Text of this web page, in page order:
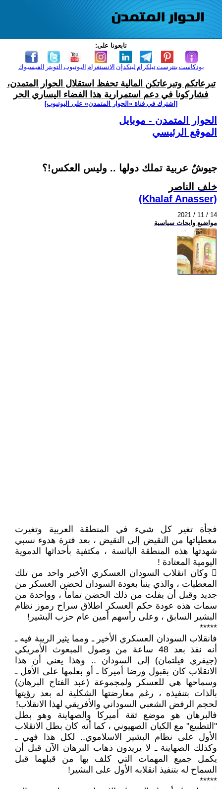
تابعونا على:
الفيسبوك التويتر اليوتيوب الانستغرام لينكدإن تيلكرامبنترست بودكاست
تبرعاتكم وتبرعاتكن المالية تحفظ استقلال الحوار المتمدن،
فشاركونا في دعم استمرارية هذا الفضاء اليساري الحر
[اشترك في قناة ‫«الحوار المتمدن» على اليوتيوب]
الحوار المتمدن - موبايل
الموقع الرئيسي
جيوشٌ عربية تملك دولها .. وليس العكس!؟
خلف الناصر
(Khalaf Anasser)
2021 / 11 / 14
مواضيع وابحاث سياسية
فجأة تغير كل شيء في المنطقة العربية وتغيرت
معطياتها من النقيض إلى النقيض ، بعد فترة هدوء نسبي
شهدتها هذه المنطقة البائسة ، مكتفية بأحداثها الدموية
اليومية المعتادة !
 وكان انقلاب السودان العسكري الأخير واحد من تلك
المعطيات ، والذي ينبأ بعودة السودان لحضن العسكر من
جديد وقبل أن يفلت من ذلك الحضن تماماً ، وواحدة من
سمات هذه عودة حكم العسكر اطلاق سراح رموز نظام
البشير السابق ، وعلى رأسهم أمين عام حزب البشير!
*****
فانقلاب السودان العسكري الأخير ـ ومما يثير الريبة فيه ـ
أنه نفذ بعد 48 ساعة من وصول المبعوث الأمريكي
(جيفري فيلتمان) إلى السودان .. وهذا يعني أن هذا
الانقلاب كان بقبول ورضا أميركا ـ أو بعلمها على الأقل ـ
وسماحها هي للعسكر ولمجموعة (عبد الفتاح البرهان)
بالذات بتنفيذه ، رغم معارضتها الشكلية له بعد رؤيتها
لحجم الرفض الشعبي السوداني والأفريقي لهذا الانقلاب!
فالبرهان هو موضع ثقة أميركا والصهاينة وهو بطل
"التطبيع" مع الكيان الصهيوني ، كما أنه كان بطل الانقلاب
الأول على نظام البشير الاسلاموي.. لكل هذا فهي ـ
وكذلك الصهاينة ـ لا يريدون ذهاب البرهان الآن قبل أن
يكمل جميع المهمات التي كلف بها من قبلهما قبل
السماح له بتنفيذ انقلابه الأول على البشير!
*****